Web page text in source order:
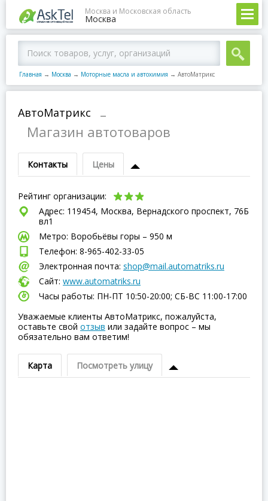
Москва и Московская область
Москва
Главная → Москва → Моторные масла и автохимия → АвтоМатрикс
АвтоМатрикс
–
Магазин автотоваров
Контакты Цены
Рейтинг организации:
Адрес: 119454, Москва, Вернадского проспект, 76Б
вл1
Метро: Воробьёвы горы – 950 м
Телефон: 8-965-402-33-05
Электронная почта: shop@mail.automatriks.ru
Сайт: www.automatriks.ru
Часы работы: ПН-ПТ 10:50-20:00; СБ-ВC 11:00-17:00
Уважаемые клиенты АвтоМатрикс, пожалуйста,
оставьте свой отзыв или задайте вопрос – мы
обязательно вам ответим!
Карта Посмотреть улицу